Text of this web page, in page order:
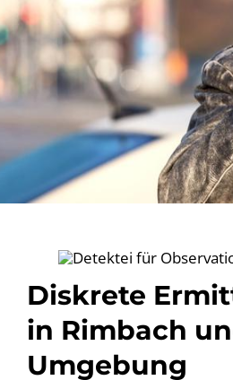
Diskrete
in Rimbach
Umgebung